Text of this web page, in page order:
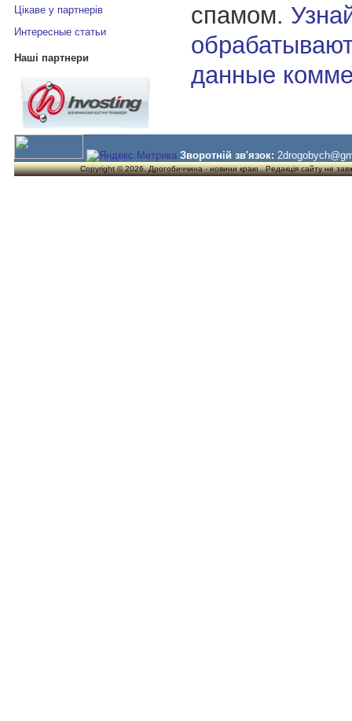
Цікаве у партнерів
Интересные статьи
Наші партнери
спамом.
данные
Зворотній зв'язок:
Copyright © 2026. Дрогобиччина - новини краю . Редакція сайту не